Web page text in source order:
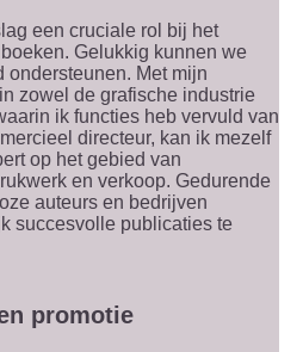
een cruciale rol bij het
Gelukkig kunnen we
ondersteunen. Met mijn
zowel de grafische industrie
ik functies heb vervuld van
directeur, kan ik mezelf
op het gebied van
en verkoop. Gedurende
auteurs en bedrijven
succesvolle publicaties te
promotie